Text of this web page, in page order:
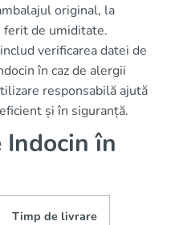
original, la
ferit de umiditate.
verificarea datei de
în caz de alergii
responsabilă ajută
și în siguranță.
în
Timp de livrare